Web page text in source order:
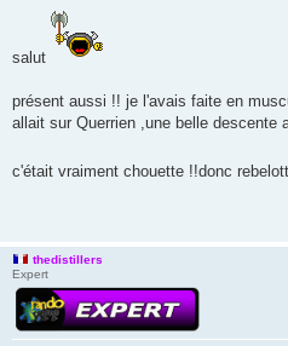
salut
présent aussi !! je l'avais faite en
allait sur Querrien ,une belle descente
c'était vraiment chouette !!donc
thedistillers
Expert